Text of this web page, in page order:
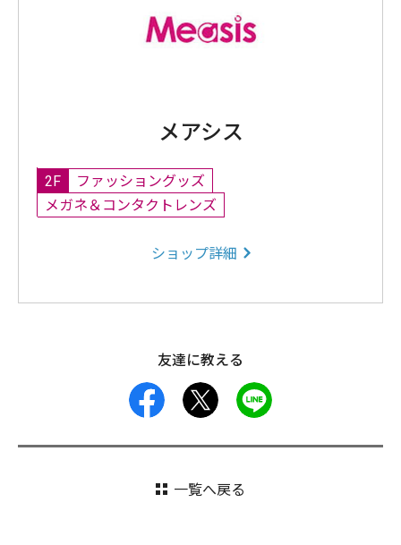
メアシス
2F
ファッショングッズ
メガネ＆コンタクトレンズ
ショップ詳細
友達に教える
facebook
一覧へ戻る